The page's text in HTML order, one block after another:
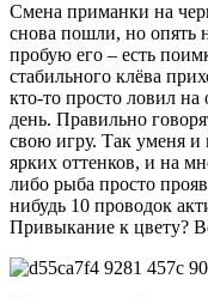
Смена приманки на
снова пошли, но опять
пробую его – есть
стабильного клёва
кто-то просто ловил
день. Правильно
свою игру. Так уменя и
ярких оттенков, и на
либо рыба просто
нибудь 10 проводок
Привыкание к цвету?